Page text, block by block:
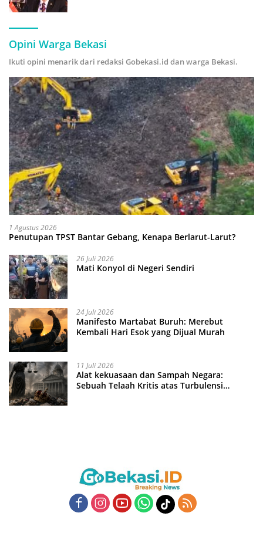
Opini Warga Bekasi
Ikuti opini menarik dari redaksi Gobekasi.id dan warga Bekasi.
1 Agustus 2026
Penutupan TPST Bantar Gebang, Kenapa Berlarut-Larut?
26 Juli 2026
Mati Konyol di Negeri Sendiri
24 Juli 2026
Manifesto Martabat Buruh: Merebut
Kembali Hari Esok yang Dijual Murah
11 Juli 2026
Alat kekuasaan dan Sampah Negara:
Sebuah Telaah Kritis atas Turbulensi